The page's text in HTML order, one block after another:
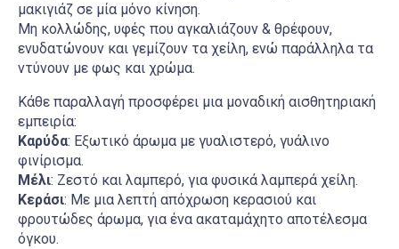
μακιγιάζ σε μία μόνο κίνηση.
Μη κολλώδης, υφές που αγκαλιάζουν & θρέφουν,
ενυδατώνουν και γεμίζουν τα χείλη, ενώ παράλληλα τα
ντύνουν με φως και χρώμα.
Κάθε παραλλαγή προσφέρει μια μοναδική αισθητηριακή
εμπειρία:
Καρύδα: Εξωτικό άρωμα με γυαλιστερό, γυάλινο
φινίρισμα.
Μέλι: Ζεστό και λαμπερό, για φυσικά λαμπερά χείλη.
Κεράσι: Με μια λεπτή απόχρωση κερασιού και
φρουτώδες άρωμα, για ένα ακαταμάχητο αποτέλεσμα
όγκου.